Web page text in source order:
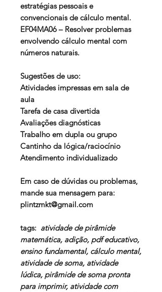
estratégias pessoais e
convencionais de cálculo mental.
EF04MA06 – Resolver problemas
envolvendo cálculo mental com
números naturais.
Sugestões de uso:
Atividades impressas em sala de
aula
Tarefa de casa divertida
Avaliações diagnósticas
Trabalho em dupla ou grupo
Cantinho da lógica/raciocínio
Atendimento individualizado
Em caso de dúvidas ou problemas,
mande sua mensagem para:
plintzmkt@gmail.com
tags: atividade de pirâmide
matemática, adição, pdf educativo,
ensino fundamental, cálculo mental,
atividade de soma, atividade
lúdica, pirâmide de soma pronta
para imprimir, atividade com